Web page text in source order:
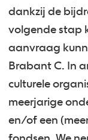
dankzij de
volgende stap
aanvraag
Brabant C. In
culturele
meerjarige
en/of een